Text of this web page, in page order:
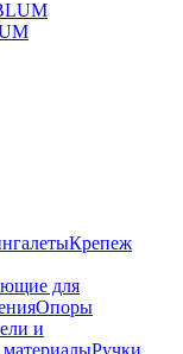
Крепеж
для
Опоры
и
Ручки